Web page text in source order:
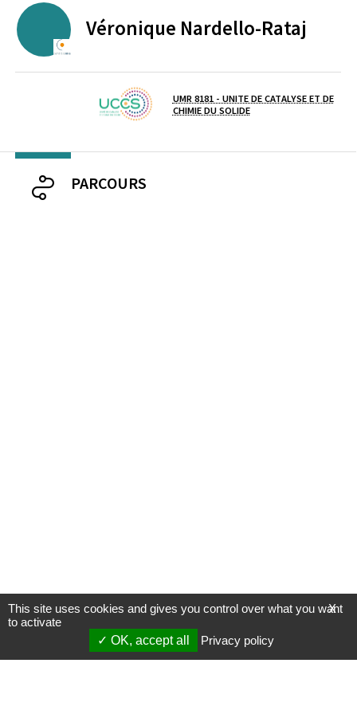
Véronique Nardello-Rataj
Laboratoire / équipe
UMR 8181 - UNITE DE CATALYSE ET DE
CHIMIE DU SOLIDE
PARCOURS
X
This site uses cookies and gives you control over what you want
to activate
OK, accept all
Privacy policy